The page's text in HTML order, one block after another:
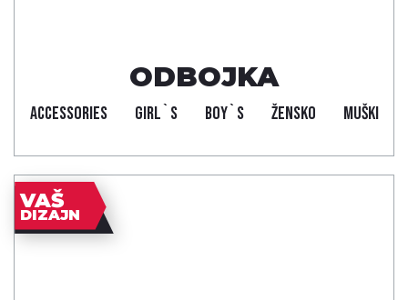
ODBOJKA
ACCESSORIES GIRL`S BOY`S ŽENSKO MUŠKI
VAŠ
DIZAJN